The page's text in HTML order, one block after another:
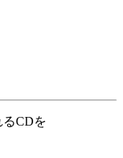
CDを